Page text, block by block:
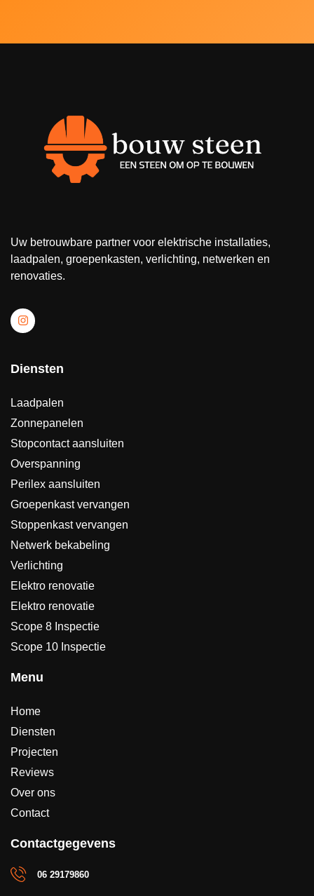
Uw betrouwbare partner voor elektrische installaties,
laadpalen, groepenkasten, verlichting, netwerken en
renovaties.
Diensten
Laadpalen
Zonnepanelen
Stopcontact aansluiten
Overspanning
Perilex aansluiten
Groepenkast vervangen
Stoppenkast vervangen
Netwerk bekabeling
Verlichting
Elektro renovatie
Elektro renovatie
Scope 8 Inspectie
Scope 10 Inspectie
Menu
Home
Diensten
Projecten
Reviews
Over ons
Contact
Contactgegevens
06 29179860